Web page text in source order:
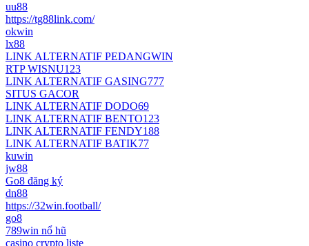
uu88
https://tg88link.com/
okwin
lx88
LINK ALTERNATIF PEDANGWIN
RTP WISNU123
LINK ALTERNATIF GASING777
SITUS GACOR
LINK ALTERNATIF DODO69
LINK ALTERNATIF BENTO123
LINK ALTERNATIF FENDY188
LINK ALTERNATIF BATIK77
kuwin
jw88
Go8 đăng ký
dn88
https://32win.football/
go8
789win nổ hũ
casino crypto liste